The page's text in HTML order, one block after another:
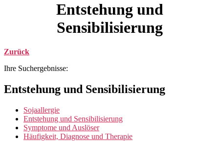
Entstehung und
Sensibilisierung
Zurück
Ihre Suchergebnisse:
Entstehung und Sensibilisierung
Sojaallergie
Entstehung und Sensibilisierung
Symptome und Auslöser
Häufigkeit, Diagnose und Therapie